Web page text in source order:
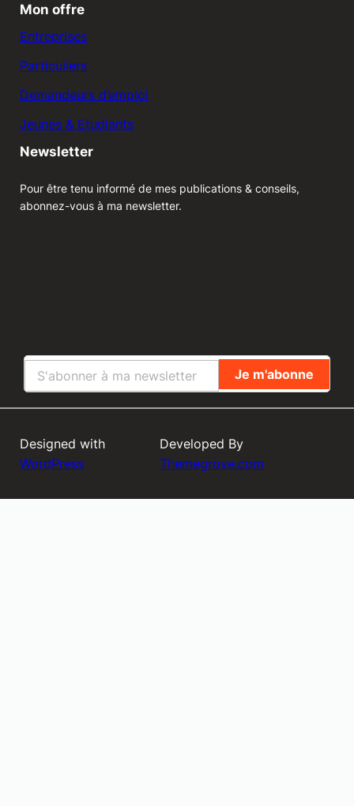
Mon offre
Entreprises
Particuliers
Demandeurs d’emploi
Jeunes & Etudiants
Newsletter
Pour être tenu informé de mes publications & conseils,
abonnez-vous à ma newsletter.
Designed with
WordPress
Developed By
Themegrove.com